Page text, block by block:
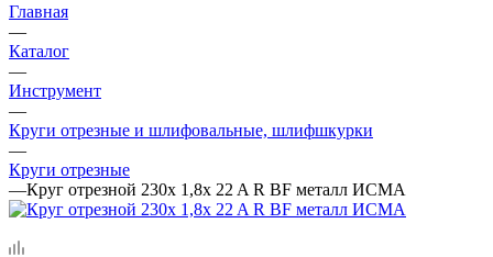
Главная
—
Каталог
—
Инструмент
—
Круги отрезные и шлифовальные, шлифшкурки
—
Круги отрезные
—Круг отрезной 230x 1,8x 22 A R BF металл ИСМА